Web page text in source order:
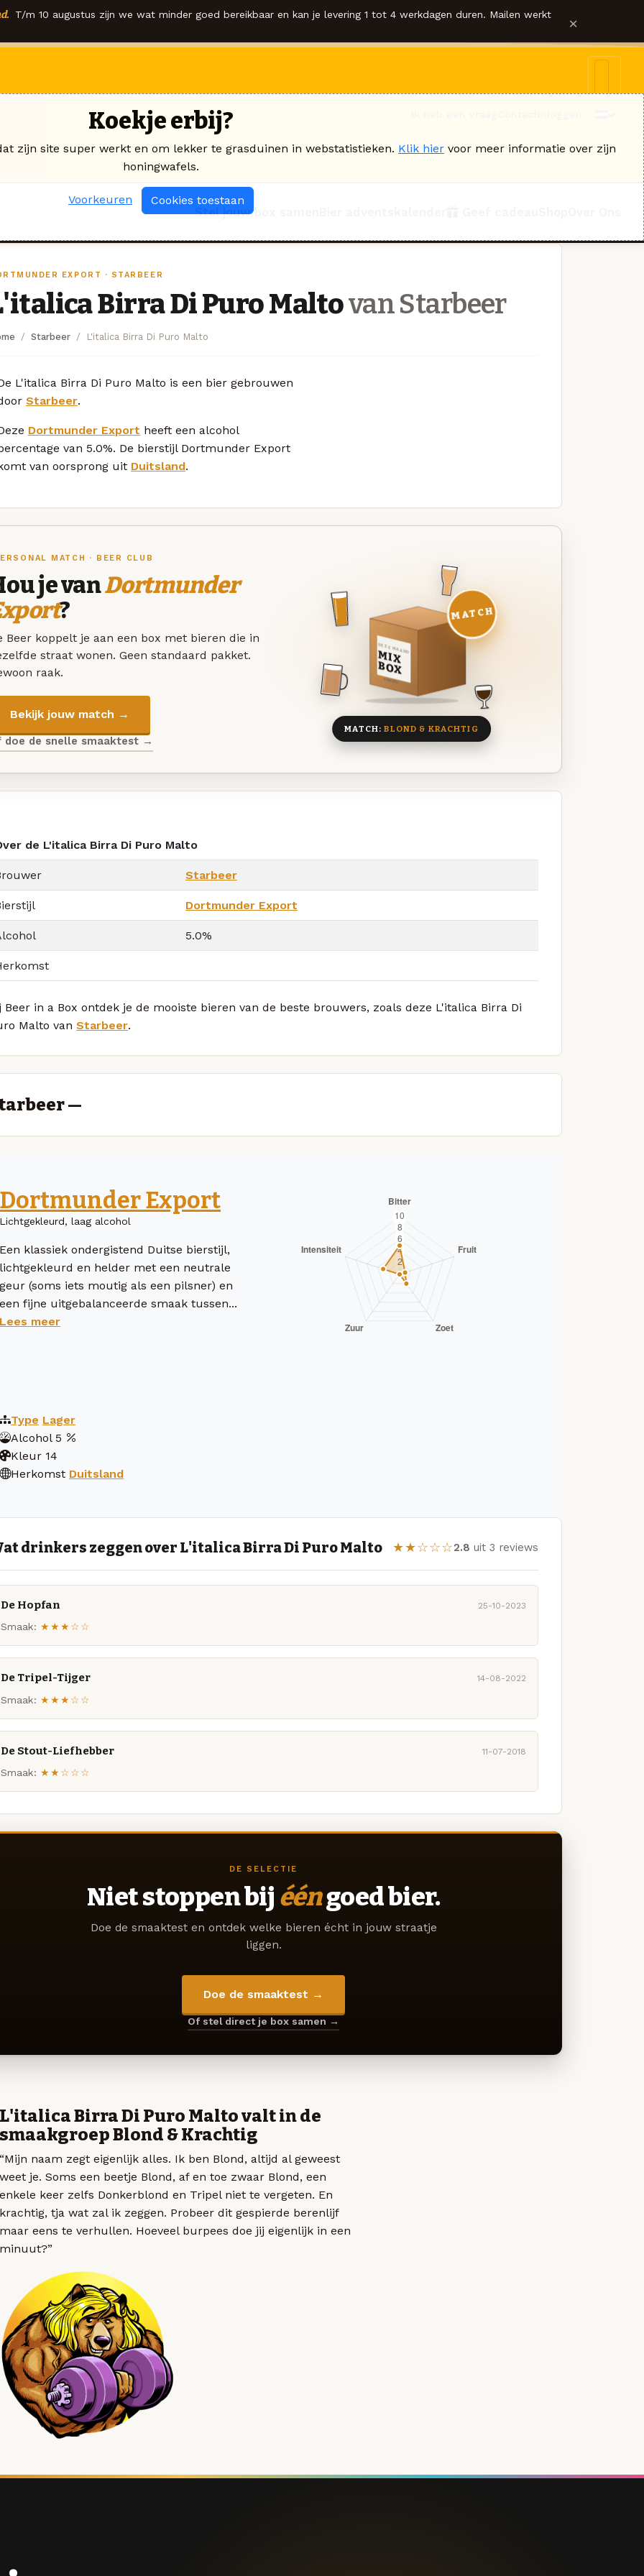
T/m 10 augustus zijn we wat minder goed bereikbaar en kan je levering 1 tot 4 werkdagen duren. Mailen werkt ×
Stel jouw box samen
EXPORT · STARBEER
Birra Di Puro Maltovan Starbeer
Starbeer L'italica Birra Di Puro Malto
L'italica Birra Di Puro Malto is een bier gebrouwen
Starbeer.
Dortmunder Export heeft een alcohol
van 5.0%. De bierstijl Dortmunder Export
van oorsprong uit Duitsland.
MATCH · BEER CLUB
je vanDortmunder
?
Beer koppelt je aan een box met bieren die in
straat wonen. Geen standaard pakket.
raak.
Bekijk jouw match →
doe de snelle smaaktest →
DEZE MAAND
MIX
BOX
8 BIEREN
MATCH
MATCH:BLOND & KRACHTIG
de L'italica Birra Di Puro Malto
Starbeer
Dortmunder Export
5.0%
Beer in a Box ontdek je de mooiste bieren van de beste brouwers, zoals deze L'italica Birra Di
Malto van Starbeer.
—
Dortmunder Export
Lichtgekleurd, laag alcohol
Een klassiek ondergistend Duitse bierstijl,
lichtgekleurd en helder met een neutrale
geur (soms iets moutig als een pilsner) en
een fijne uitgebalanceerde smaak tussen...
Lees meer
Type Lager
Alcohol 5
Kleur 14
Herkomst Duitsland
drinkers zeggen over L'italica Birra Di Puro Malto ★★☆☆☆2.8 uit 3 reviews
De Hopfan 25-10-2023
Smaak: ★★★☆☆
De Tripel-Tijger 14-08-2022
Smaak: ★★★☆☆
De Stout-Liefhebber 11-07-2018
Smaak: ★★☆☆☆
DE SELECTIE
Niet stoppen bij ééngoed bier.
Doe de smaaktest en ontdek welke bieren écht in jouw straatje
liggen.
Doe de smaaktest →
Of stel direct je box samen →
L'italica Birra Di Puro Malto valt in de
smaakgroep Blond & Krachtig
“Mijn naam zegt eigenlijk alles. Ik ben Blond, altijd al geweest
weet je. Soms een beetje Blond, af en toe zwaar Blond, een
enkele keer zelfs Donkerblond en Tripel niet te vergeten. En
krachtig, tja wat zal ik zeggen. Probeer dit gespierde berenlijf
maar eens te verhullen. Hoeveel burpees doe jij eigenlijk in een
minuut?”
Koekje erbij?
zijn site super werkt en om lekker te grasduinen in webstatistieken. Klik hier voor meer informatie over zijn
honingwafels.
Voorkeuren Cookies toestaan